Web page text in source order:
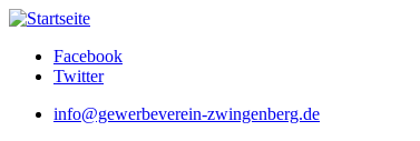
Direkt zum Inhalt
Facebook
Twitter
info@gewerbeverein-zwingenberg.de